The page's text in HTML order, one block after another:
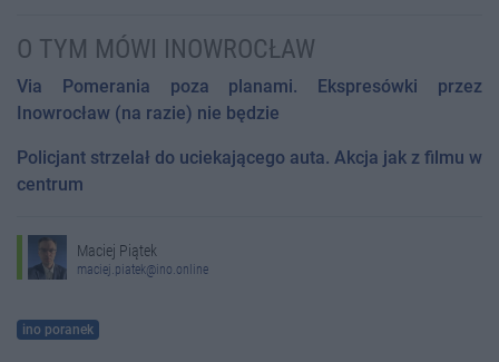
O TYM MÓWI INOWROCŁAW
Via Pomerania poza planami. Ekspresówki przez
Inowrocław (na razie) nie będzie
Policjant strzelał do uciekającego auta. Akcja jak z filmu w
centrum
Maciej Piątek
maciej.piatek@ino.online
ino poranek